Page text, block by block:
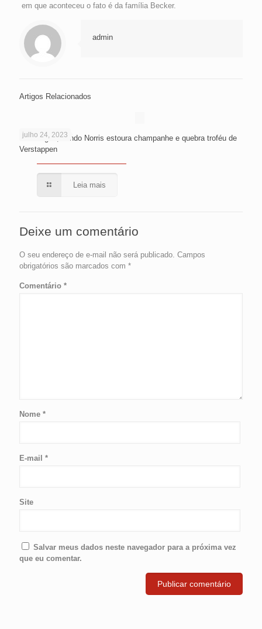
em que aconteceu o fato é da família Becker.
admin
Artigos Relacionados
julho 24, 2023
Na Hungria, Lando Norris estoura champanhe e quebra troféu de
Verstappen
Leia mais
Deixe um comentário
O seu endereço de e-mail não será publicado. Campos
obrigatórios são marcados com *
Comentário *
Nome *
E-mail *
Site
Salvar meus dados neste navegador para a próxima vez
que eu comentar.